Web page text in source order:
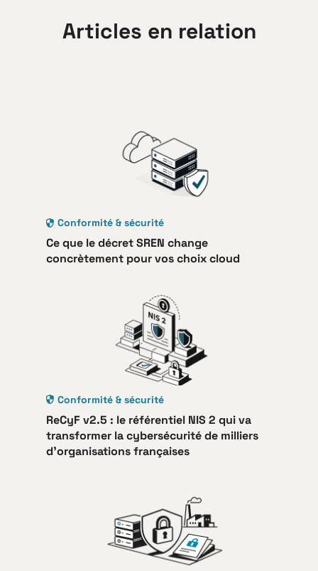
Articles en relation
Conformité & sécurité
Ce que le décret SREN change
concrètement pour vos choix cloud
Conformité & sécurité
ReCyF v2.5 : le référentiel NIS 2 qui va
transformer la cybersécurité de milliers
d’organisations françaises